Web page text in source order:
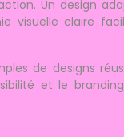
Un design
visuelle claire
de designs
et le